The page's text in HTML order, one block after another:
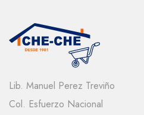
Lib. Manuel Perez Treviño
Col. Esfuerzo Nacional